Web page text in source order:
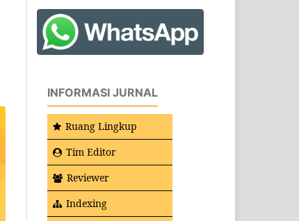
INFORMASI JURNAL
Ruang Lingkup
Tim Editor
Reviewer
Indexing